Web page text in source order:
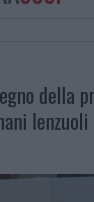
della